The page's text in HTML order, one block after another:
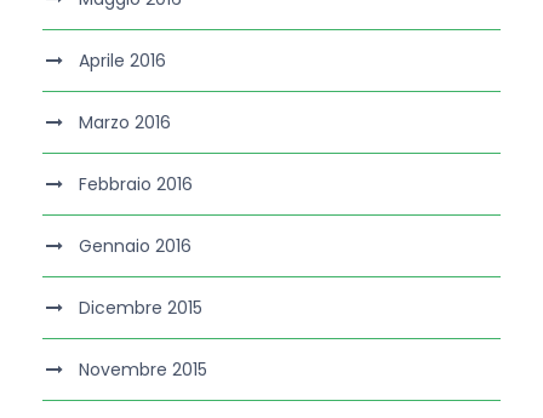
Aprile 2016
Marzo 2016
Febbraio 2016
Gennaio 2016
Dicembre 2015
Novembre 2015